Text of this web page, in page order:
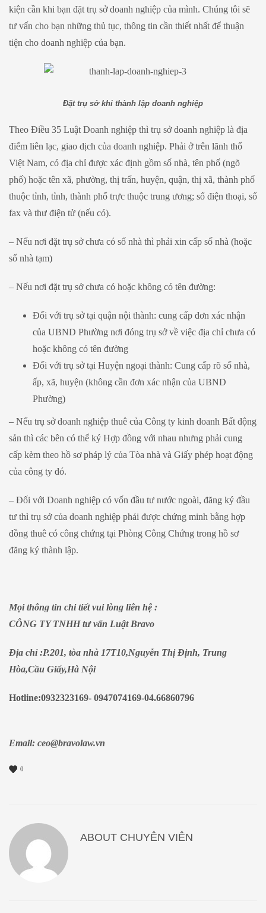
kiện cần khi bạn đặt trụ sở doanh nghiệp của mình. Chúng tôi sẽ
tư vấn cho bạn những thủ tục, thông tin cần thiết nhất để thuận
tiện cho doanh nghiệp của bạn.
Đặt trụ sở khi thành lập doanh nghiệp
Theo Điều 35 Luật Doanh nghiệp thì trụ sở doanh nghiệp là địa
điểm liên lạc, giao dịch của doanh nghiệp. Phải ở trên lãnh thổ
Việt Nam, có địa chỉ được xác định gồm số nhà, tên phố (ngõ
phố) hoặc tên xã, phường, thị trấn, huyện, quận, thị xã, thành phố
thuộc tỉnh, tỉnh, thành phố trực thuộc trung ương; số điện thoại, số
fax và thư điện tử (nếu có).
– Nếu nơi đặt trụ sở chưa có số nhà thì phải xin cấp số nhà (hoặc
số nhà tạm)
– Nếu nơi đặt trụ sở chưa có hoặc không có tên đường:
Đối với trụ sở tại quận nội thành: cung cấp đơn xác nhận
của UBND Phường nơi đóng trụ sở về việc địa chỉ chưa có
hoặc không có tên đường
Đối với trụ sở tại Huyện ngoại thành: Cung cấp rõ số nhà,
ấp, xã, huyện (không cần đơn xác nhận của UBND
Phường)
– Nếu trụ sở doanh nghiệp thuê của Công ty kinh doanh Bất động
sản thì các bên có thể ký Hợp đồng với nhau nhưng phải cung
cấp kèm theo hồ sơ pháp lý của Tòa nhà và Giấy phép hoạt động
của công ty đó.
– Đối với Doanh nghiệp có vốn đầu tư nước ngoài, đăng ký đầu
tư thì trụ sở của doanh nghiệp phải được chứng minh bằng hợp
đồng thuê có công chứng tại Phòng Công Chứng trong hồ sơ
đăng ký thành lập.
Mọi thông tin chi tiết vui lòng liên hệ :
CÔNG TY TNHH tư vấn Luật Bravo
Địa chỉ :P.201, tòa nhà 17T10,Nguyễn Thị Định, Trung
Hòa,Cầu Giấy,Hà Nội
Hotline:0932323169- 0947074169-04.66860796
Email: ceo@bravolaw.vn
0
ABOUT CHUYÊN VIÊN